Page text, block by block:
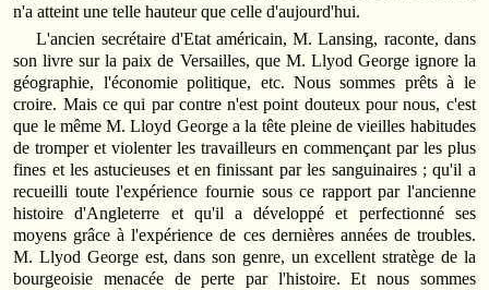
n'a atteint une telle hauteur que celle d'aujourd'hui.
L'ancien secrétaire d'Etat américain, M. Lansing, raconte, dans
son livre sur la paix de Versailles, que M. Llyod George ignore la
géographie, l'économie politique, etc. Nous sommes prêts à le
croire. Mais ce qui par contre n'est point douteux pour nous, c'est
que le même M. Lloyd George a la tête pleine de vieilles habitudes
de tromper et violenter les travailleurs en commençant par les plus
fines et les astucieuses et en finissant par les sanguinaires ; qu'il a
recueilli toute l'expérience fournie sous ce rapport par l'ancienne
histoire d'Angleterre et qu'il a développé et perfectionné ses
moyens grâce à l'expérience de ces dernières années de troubles.
M. Llyod George est, dans son genre, un excellent stratège de la
bourgeoisie menacée de perte par l'histoire. Et nous sommes